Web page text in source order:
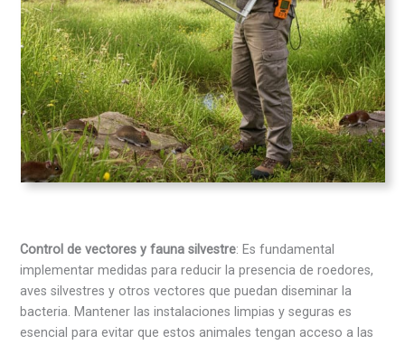
Control de vectores y fauna silvestre: Es fundamental
implementar medidas para reducir la presencia de roedores,
aves silvestres y otros vectores que puedan diseminar la
bacteria. Mantener las instalaciones limpias y seguras es
esencial para evitar que estos animales tengan acceso a las